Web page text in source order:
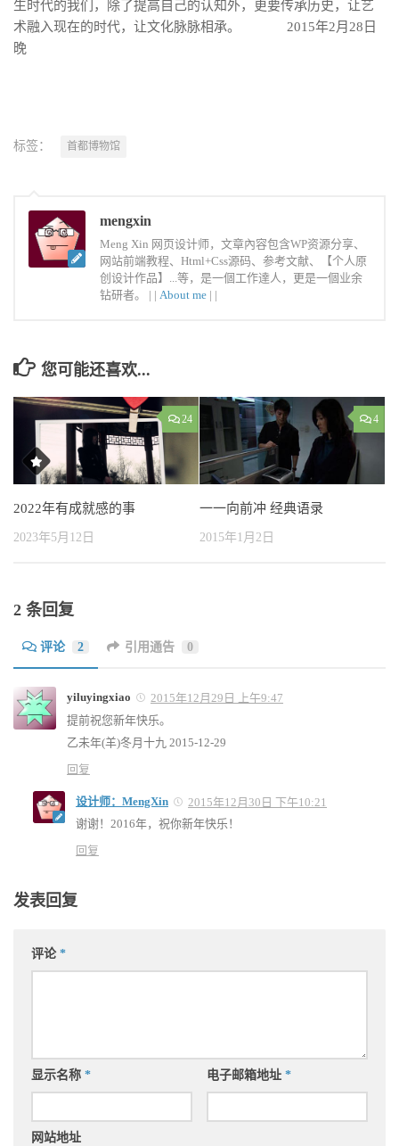
生时代的我们，除了提高自己的认知外，更要传承历史，让艺
术融入现在的时代，让文化脉脉相承。 2015年2月28日
晚
标签： 首都博物馆
mengxin
Meng Xin 网页设计师，文章內容包含WP资源分享、
网站前端教程、Html+Css源码、参考文献、【个人原
创设计作品】...等，是一個工作達人，更是一個业余
钻研者。 | | About me | |
您可能还喜欢...
24
2022年有成就感的事
2023年5月12日
4
一一向前冲 经典语录
2015年1月2日
2 条回复
评论 2 引用通告 0
yiluyingxiao
2015年12月29日 上午9:47
提前祝您新年快乐。
乙未年(羊)冬月十九 2015-12-29
回复
设计师：MengXin
2015年12月30日 下午10:21
谢谢！2016年，祝你新年快乐！
回复
发表回复
评论 *
显示名称 * 电子邮箱地址 *
网站地址